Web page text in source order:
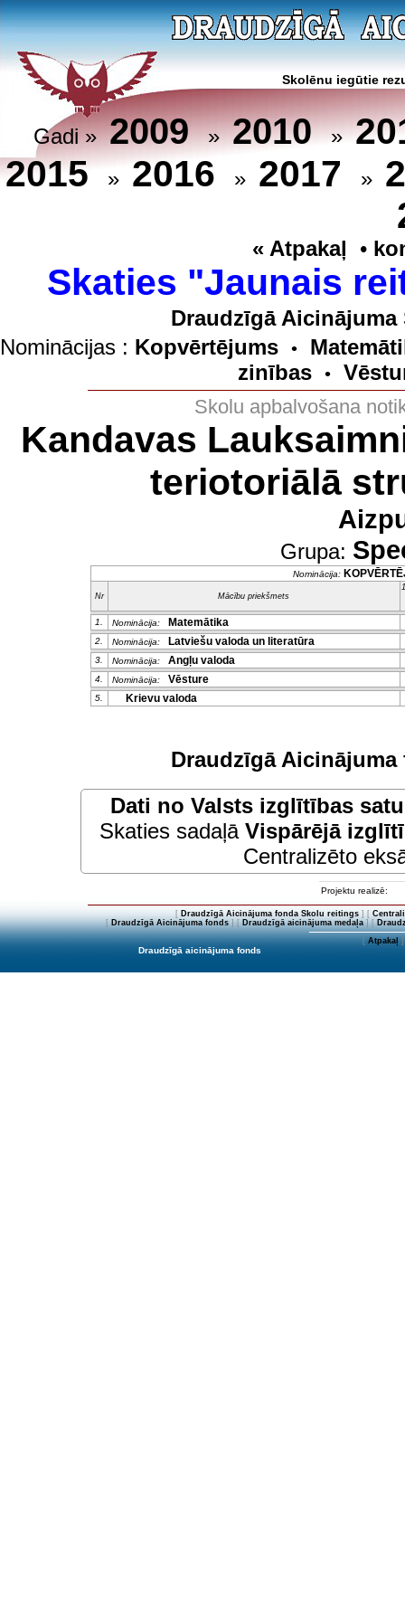
Skolēnu iegūtie
Gadi »2009»2010»
2015 » 2016 » 2017 »
« Atpakaļ •
Skaties "Jaunais
Draudzīgā
Nominācijas : Kopvērtējums •
zinības
•
Skolu apbalvošana
Kandavas
teriotoriālā
Grupa:
Nominācija:
Nr Mācību priekšmets
1. Nominācija: Matemātika
2. Nominācija: Latviešu valoda un literatūra
3. Nominācija: Angļu valoda
4. Nominācija: Vēsture
5. Krievu valoda
Draudzīgā
Dati no Valsts izglītības
Skaties sadaļā Vispārējā
Centralizēto
Projektu realizē:
[ Draudzīgā Aicinājuma fonda Skolu reitings] [
[Draudzīgā Aicinājuma fonds] [Draudzīgā aicinājuma medaļa] [
[Atpakaļ]
Draudzīgā aicinājuma fonds